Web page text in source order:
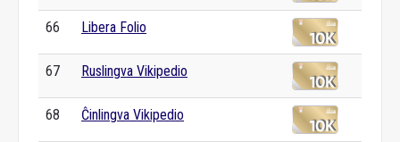
66 Libera Folio
67 Ruslingva Vikipedio
68 Ĉinlingva Vikipedio